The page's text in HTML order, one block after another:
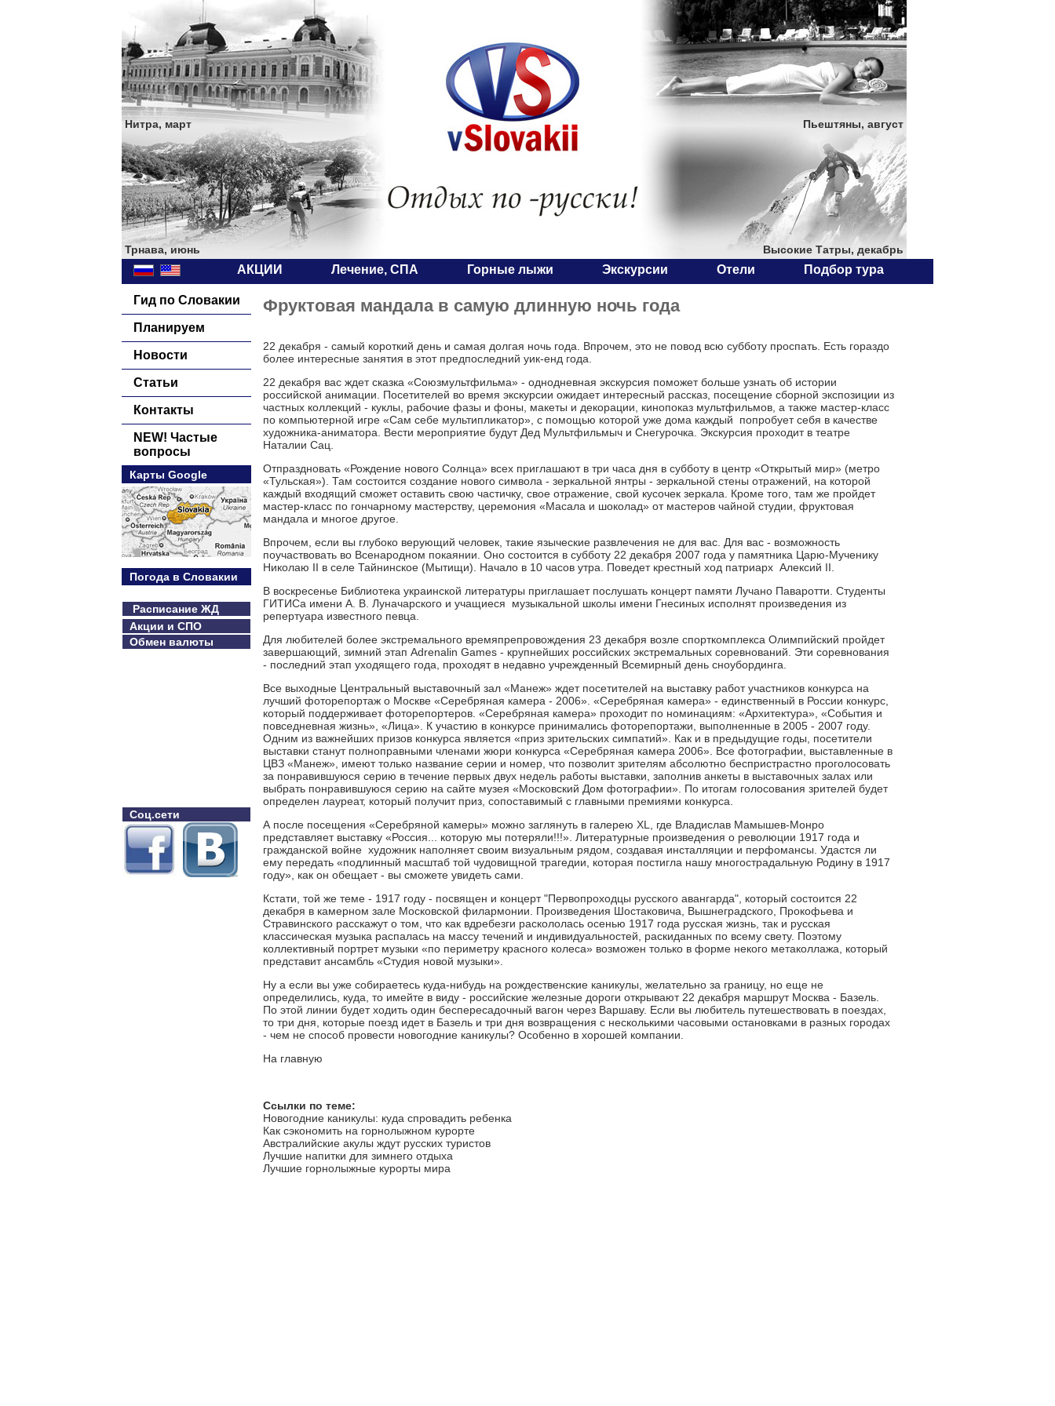
Нитра, март
Трнава, июнь
Пьештяны, август
Высокие Татры, декабрь
АКЦИИ Лечение, СПА Горные лыжи Экскурсии Отели Подбор тура
Гид по Словакии
Планируем
Новости
Статьи
Контакты
NEW! Частые
вопросы
Карты Google
Погода в Словакии
Расписание ЖД
Акции и СПО
Обмен валюты
Соц.сети
Фруктовая мандала в самую длинную ночь года
22 декабря - самый короткий день и самая долгая ночь года. Впрочем, это не повод всю субботу проспать. Есть гораздо
более интересные занятия в этот предпоследний уик-енд года.
22 декабря вас ждет сказка «Союзмультфильма» - однодневная экскурсия поможет больше узнать об истории
российской анимации. Посетителей во время экскурсии ожидает интересный рассказ, посещение сборной экспозиции из
частных коллекций - куклы, рабочие фазы и фоны, макеты и декорации, кинопоказ мультфильмов, а также мастер-класс
по компьютерной игре «Сам себе мультипликатор», с помощью которой уже дома каждый попробует себя в качестве
художника-аниматора. Вести мероприятие будут Дед Мультфильмыч и Снегурочка. Экскурсия проходит в театре
Наталии Сац.
Отпраздновать «Рождение нового Солнца» всех приглашают в три часа дня в субботу в центр «Открытый мир» (метро
«Тульская»). Там состоится создание нового символа - зеркальной янтры - зеркальной стены отражений, на которой
каждый входящий сможет оставить свою частичку, свое отражение, свой кусочек зеркала. Кроме того, там же пройдет
мастер-класс по гончарному мастерству, церемония «Масала и шоколад» от мастеров чайной студии, фруктовая
мандала и многое другое.
Впрочем, если вы глубоко верующий человек, такие языческие развлечения не для вас. Для вас - возможность
поучаствовать во Всенародном покаянии. Оно состоится в субботу 22 декабря 2007 года у памятника Царю-Мученику
Николаю II в селе Тайнинское (Мытищи). Начало в 10 часов утра. Поведет крестный ход патриарх Алексий II.
В воскресенье Библиотека украинской литературы приглашает послушать концерт памяти Лучано Паваротти. Студенты
ГИТИСа имени А. В. Луначарского и учащиеся музыкальной школы имени Гнесиных исполнят произведения из
репертуара известного певца.
Для любителей более экстремального времяпрепровождения 23 декабря возле спорткомплекса Олимпийский пройдет
завершающий, зимний этап Adrenalin Games - крупнейших российских экстремальных соревнований. Эти соревнования
- последний этап уходящего года, проходят в недавно учрежденный Всемирный день сноубординга.
Все выходные Центральный выставочный зал «Манеж» ждет посетителей на выставку работ участников конкурса на
лучший фоторепортаж о Москве «Серебряная камера - 2006». «Серебряная камера» - единственный в России конкурс,
который поддерживает фоторепортеров. «Серебряная камера» проходит по номинациям: «Архитектура», «События и
повседневная жизнь», «Лица». К участию в конкурсе принимались фоторепортажи, выполненные в 2005 - 2007 году.
Одним из важнейших призов конкурса является «приз зрительских симпатий». Как и в предыдущие годы, посетители
выставки станут полноправными членами жюри конкурса «Серебряная камера 2006». Все фотографии, выставленные в
ЦВЗ «Манеж», имеют только название серии и номер, что позволит зрителям абсолютно беспристрастно проголосовать
за понравившуюся серию в течение первых двух недель работы выставки, заполнив анкеты в выставочных залах или
выбрать понравившуюся серию на сайте музея «Московский Дом фотографии». По итогам голосования зрителей будет
определен лауреат, который получит приз, сопоставимый с главными премиями конкурса.
А после посещения «Серебряной камеры» можно заглянуть в галерею XL, где Владислав Мамышев-Монро
представляет выставку «Россия... которую мы потеряли!!!». Литературные произведения о революции 1917 года и
гражданской войне художник наполняет своим визуальным рядом, создавая инсталляции и перфомансы. Удастся ли
ему передать «подлинный масштаб той чудовищной трагедии, которая постигла нашу многострадальную Родину в 1917
году», как он обещает - вы сможете увидеть сами.
Кстати, той же теме - 1917 году - посвящен и концерт "Первопроходцы русского авангарда", который состоится 22
декабря в камерном зале Московской филармонии. Произведения Шостаковича, Вышнеградского, Прокофьева и
Стравинского расскажут о том, что как вдребезги раскололась осенью 1917 года русская жизнь, так и русская
классическая музыка распалась на массу течений и индивидуальностей, раскиданных по всему свету. Поэтому
коллективный портрет музыки «по периметру красного колеса» возможен только в форме некого метаколлажа, который
представит ансамбль «Студия новой музыки».
Ну а если вы уже собираетесь куда-нибудь на рождественские каникулы, желательно за границу, но еще не
определились, куда, то имейте в виду - российские железные дороги открывают 22 декабря маршрут Москва - Базель.
По этой линии будет ходить один беспересадочный вагон через Варшаву. Если вы любитель путешествовать в поездах,
то три дня, которые поезд идет в Базель и три дня возвращения с несколькими часовыми остановками в разных городах
- чем не способ провести новогодние каникулы? Особенно в хорошей компании.
На главную
Ссылки по теме:
Новогодние каникулы: куда спровадить ребенка
Как сэкономить на горнолыжном курорте
Австралийские акулы ждут русских туристов
Лучшие напитки для зимнего отдыха
Лучшие горнолыжные курорты мира